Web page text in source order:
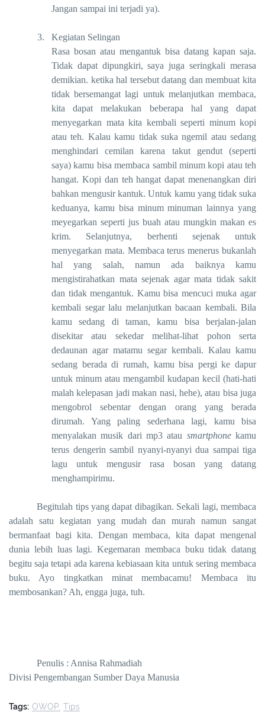
Jangan sampai ini terjadi ya).
3.
Kegiatan Selingan
Rasa bosan atau mengantuk bisa datang kapan saja.
Tidak dapat dipungkiri, saya juga seringkali merasa
demikian. ketika hal tersebut datang dan membuat kita
tidak bersemangat lagi untuk melanjutkan membaca,
kita dapat melakukan beberapa hal yang dapat
menyegarkan mata kita kembali seperti minum kopi
atau teh. Kalau kamu tidak suka ngemil atau sedang
menghindari cemilan karena takut gendut (seperti
saya) kamu bisa membaca sambil minum kopi atau teh
hangat. Kopi dan teh hangat dapat menenangkan diri
bahkan mengusir kantuk. Untuk kamu yang tidak suka
keduanya, kamu bisa minum minuman lainnya yang
meyegarkan seperti jus buah atau mungkin makan es
krim. Selanjutnya, berhenti sejenak untuk
menyegarkan mata. Membaca terus menerus bukanlah
hal yang salah, namun ada baiknya kamu
mengistirahatkan mata sejenak agar mata tidak sakit
dan tidak mengantuk. Kamu bisa mencuci muka agar
kembali segar lalu melanjutkan bacaan kembali. Bila
kamu sedang di taman, kamu bisa berjalan-jalan
disekitar atau sekedar melihat-lihat pohon serta
dedaunan agar matamu segar kembali. Kalau kamu
sedang berada di rumah, kamu bisa pergi ke dapur
untuk minum atau mengambil kudapan kecil (hati-hati
malah kelepasan jadi makan nasi, hehe), atau bisa juga
mengobrol sebentar dengan orang yang berada
dirumah. Yang paling sederhana lagi, kamu bisa
menyalakan musik dari mp3 atau smartphonekamu
terus dengerin sambil nyanyi-nyanyi dua sampai tiga
lagu untuk mengusir rasa bosan yang datang
menghampirimu.
Begitulah tips yang dapat dibagikan. Sekali lagi, membaca
adalah satu kegiatan yang mudah dan murah namun sangat
bermanfaat bagi kita. Dengan membaca, kita dapat mengenal
dunia lebih luas lagi. Kegemaran membaca buku tidak datang
begitu saja tetapi ada karena kebiasaan kita untuk sering membaca
buku. Ayo tingkatkan minat membacamu! Membaca itu
membosankan? Ah, engga juga, tuh.
Penulis : Annisa Rahmadiah
Divisi Pengembangan Sumber Daya Manusia
Tags: OWOP Tips